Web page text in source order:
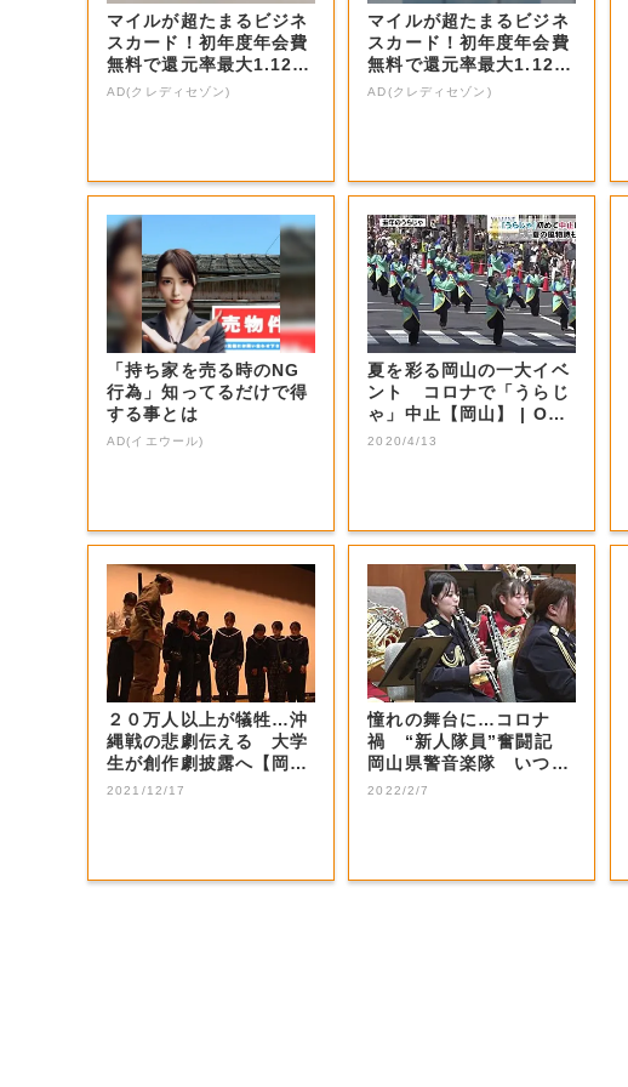
マイルが超たまるビジネ
スカード！初年度年会費
無料で還元率最大1.12
5%
AD(クレディセゾン)
マイルが超たまるビジネ
スカード！初年度年会費
無料で還元率最大1.12
5%
AD(クレディセゾン)
「持ち家を売る時のNG
行為」知ってるだけで得
する事とは
AD(イエウール)
夏を彩る岡山の一大イベ
ント コロナで「うらじ
ゃ」中止【岡山】 | OHK
岡山...
2020/4/13
２０万人以上が犠牲…沖
縄戦の悲劇伝える 大学
生が創作劇披露へ【岡
山・津山市】
2021/12/17
憧れの舞台に…コロナ
禍 “新人隊員”奮闘記
岡山県警音楽隊 いつか
会える日まで【...
2022/2/7